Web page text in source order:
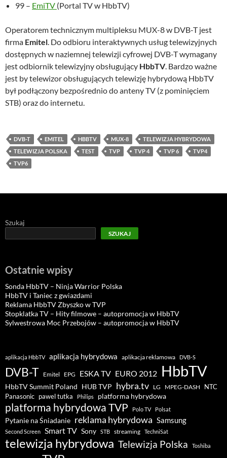
99 – EmiTV (Portal TV w HbbTV)
Operatorem technicznym multipleksu MUX-8 w DVB-T jest
firma Emitel. Do odbioru interaktywnych usług telewizyjnych
dostępnych w naziemnej telewizji cyfrowej DVB-T wymagany
jest odbiornik telewizyjny obsługujący HbbTV. Bardzo ważne
jest by telewizor obsługujących telewizję hybrydową HbbTV
był podłączony bezpośrednio do anteny TV (z pominięciem
STB) oraz do internetu.
DVB-T EMITEL HBBTV MUX-8
TELEWIZJA HYBRYDOWA
TELEWIZJA POLSKA
TEST TVP TVP 4 TVP 6
TVP4
TVP6
Szukaj
SZUKAJ
Ostatnie wpisy
Sonda HbbTV – Ninja Warrior Polska
HbbTV i Taniec z gwiazdami
Reklama HbbTV Zbyszko w TVP
Stopklatka TV – Hity filmowe – autopromocja w HbbTV
Sylwestrowa Moc Przebojów – autopromocja w HbbTV
aplikacja HbbTV aplikacja hybrydowa aplikacja reklamowa DVB-S
DVB-T Emitel EPG ESKA TV EURO 2012 HbbTV
HbbTV Summit Poland HUB TVP hybra.tv LG MPEG-DASH NTC
Panasonic pawel tutka Philips platforma hybrydowa
platforma hybrydowa TVP Polo TV Polsat
Pytanie na Śniadanie reklama hybrydowa Samsung
Second Screen Smart TV Sony STB streaming TechniSat
telewizja hybrydowa Telewizja Polska Toshiba